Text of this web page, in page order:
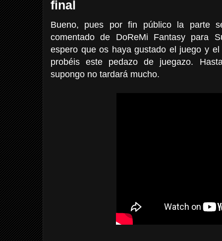
final
Bueno, pues por fin público la parte
comentado de DoReMi Fantasy para
espero que os haya gustado el juego y
probéis este pedazo de juegazo.
supongo no tardará mucho.